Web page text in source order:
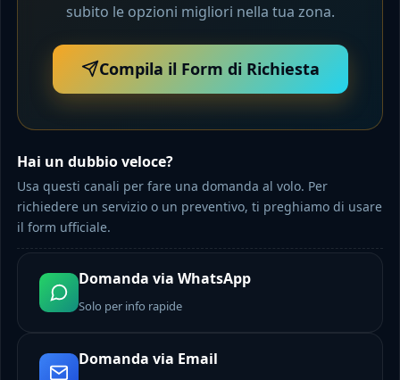
subito le opzioni migliori nella tua zona.
Compila il Form di Richiesta
Hai un dubbio veloce?
Usa questi canali per fare una domanda al volo. Per
richiedere un servizio o un preventivo, ti preghiamo di usare
il form ufficiale.
Domanda via WhatsApp
Solo per info rapide
Domanda via Email